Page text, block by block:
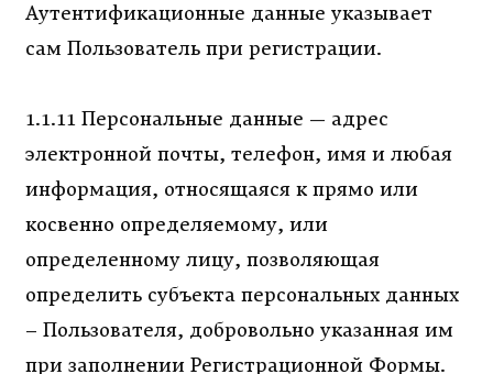
Аутентификационные данные указывает
сам Пользователь при регистрации.
1.1.11 Персональные данные — адрес
электронной почты, телефон, имя и любая
информация, относящаяся к прямо или
косвенно определяемому, или
определенному лицу, позволяющая
определить субъекта персональных данных
– Пользователя, добровольно указанная им
при заполнении Регистрационной Формы.